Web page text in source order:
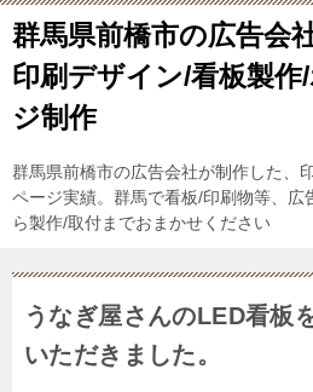
群馬県前橋市の広告会
印刷デザイン/看板製作
ジ制作
群馬県前橋市の広告会社が制作した、
ページ実績。群馬で看板/印刷物等、広
ら製作/取付までおまかせください
うなぎ屋さんのLED看板
いただきました。